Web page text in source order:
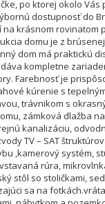
po ktorej okolo
dostupnosť do
na krásnom rovinatom
domu je z
dom má praktickú
kompletne
Farebnosť je
kúrenie s
trávnikom s
zámková dlažba
kanalizáciu,
TV – SAT
,kamerový systém,
rúra,
stôl so stoličkami,
sa na